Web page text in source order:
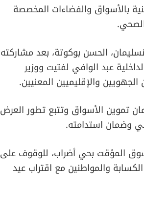
بالأسواق والفضاءات المخصصة
الحسن بوكوتة، بعد مشاركته
عبد الوافي لفتيت ووزير
والإقليميين المعنيين.
تموين الأسواق وتتبع تطور العرض
وضمان استدامته.
المؤقت بحي أضراب، للوقوف على
والمواطنين مع اقتراب عيد